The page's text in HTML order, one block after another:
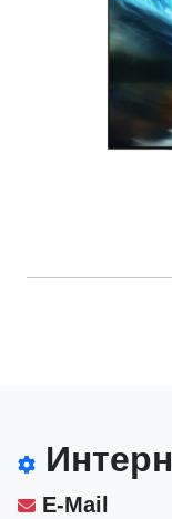
E-Mail